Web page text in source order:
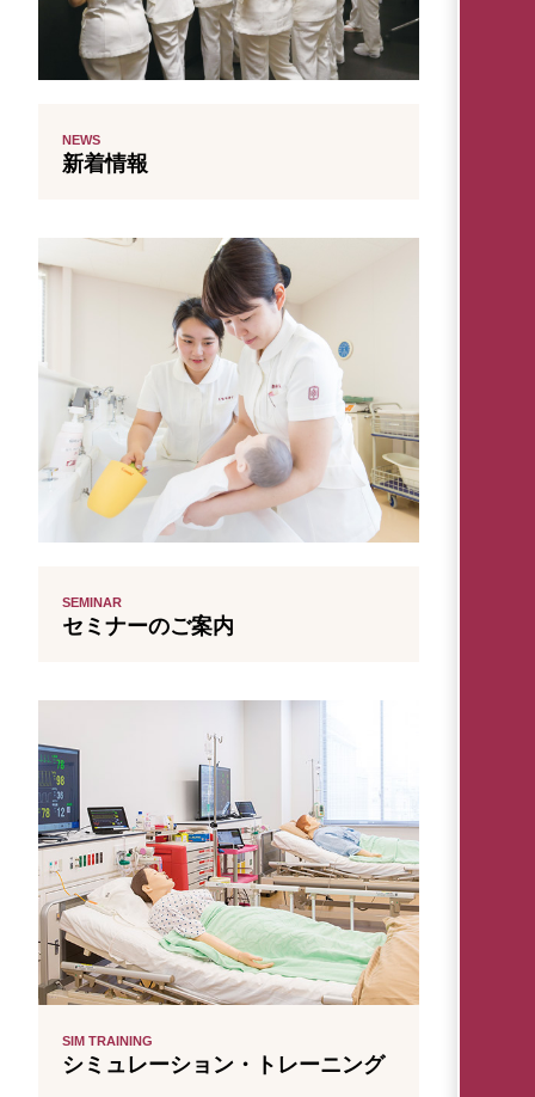
NEWS
新着情報
SEMINAR
セミナーのご案内
SIM TRAINING
シミュレーション・トレーニング